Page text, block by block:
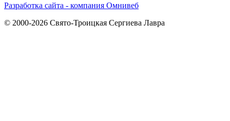
Разработка сайта - компания Омнивеб
© 2000-2026 Свято-Троицкая Сергиева Лавра